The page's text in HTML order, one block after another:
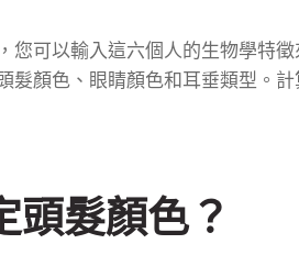
，您可以輸入這六個人的生物學特
髮顏色、眼睛顏色和耳垂類型。
頭髮顏色？